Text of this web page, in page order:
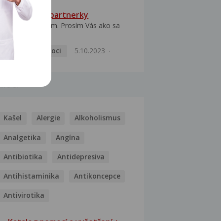
HPV typ 52 u partnerky
Dobrý deň prajem. Prosím Vás ako sa
Pohlavní nemoci
5.10.2023
Kašel Alergie Alkoholismus
Analgetika Angína
Antibiotika Antidepresiva
Antihistaminika Antikoncepce
Antivirotika